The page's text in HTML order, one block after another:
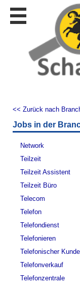
Stellen
Stellen
inserieren
Personalberatungen
WERBUNG
publizieren
JOB-
Lehrstellen
Lehrstellen
inserieren
<< Zurück nach
Jobs in der
Network
Teilzeit
Teilzeit Assistent
Teilzeit Büro
Telecom
Telefon
Telefondienst
Telefonieren
Telefonischer
Telefonverkauf
Telefonzentrale